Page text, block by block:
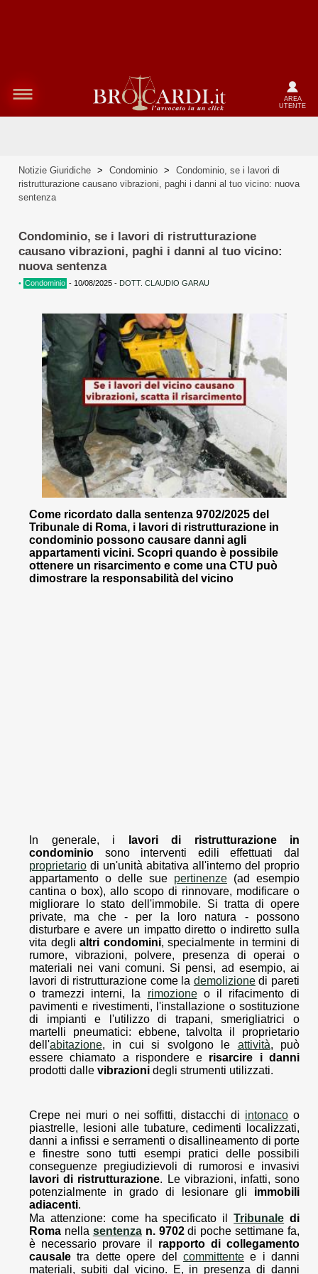
AREA
UTENTE
Notizie Giuridiche > Condominio >
Condominio, se i lavori di
ristrutturazione causano vibrazioni, paghi i danni al tuo vicino: nuova
sentenza
Condominio, se i lavori di ristrutturazione
causano vibrazioni, paghi i danni al tuo vicino:
nuova sentenza
• Condominio - 10/08/2025 - DOTT. CLAUDIO GARAU
Come ricordato dalla sentenza 9702/2025 del
Tribunale di Roma, i lavori di ristrutturazione in
condominio possono causare danni agli
appartamenti vicini. Scopri quando è possibile
ottenere un risarcimento e come una CTU può
dimostrare la responsabilità del vicino
In generale, i
lavori di ristrutturazione in
condominio sono interventi edili effettuati dal
proprietario di un'unità abitativa all'interno del proprio
appartamento o delle sue pertinenze (ad esempio
cantina o box), allo scopo di rinnovare, modificare o
migliorare lo stato dell'immobile. Si tratta di opere
private, ma che - per la loro natura - possono
disturbare e avere un impatto diretto o indiretto sulla
vita deglialtri condomini, specialmente in termini di
rumore, vibrazioni, polvere, presenza di operai o
materiali nei vani comuni. Si pensi, ad esempio, ai
lavori di ristrutturazione come la demolizionedi pareti
o tramezzi interni, la rimozioneo il rifacimento di
pavimenti e rivestimenti, l'installazione o sostituzione
di impianti e l'utilizzo di trapani, smerigliatrici o
martelli pneumatici: ebbene, talvolta il proprietario
dell'abitazione, in cui si svolgono le attività, può
essere chiamato a rispondere e risarcire i danni
prodotti dalle vibrazioni degli strumenti utilizzati.
Crepe nei muri o nei soffitti, distacchi di intonaco o
piastrelle, lesioni alle tubature, cedimenti localizzati,
danni a infissi e serramenti o disallineamento di porte
e finestre sono tutti esempi pratici delle possibili
conseguenze pregiudizievoli di rumorosi e invasivi
lavori di ristrutturazione. Le vibrazioni, infatti, sono
potenzialmente in grado di lesionare gli immobili
adiacenti.
Ma attenzione: come ha specificato ilTribunale di
Roma nella sentenzan. 9702di poche settimane fa,
è necessario provare il rapporto di collegamento
causale tra dette opere del committentee i danni
materiali, subiti dal vicino. E, in presenza di danni